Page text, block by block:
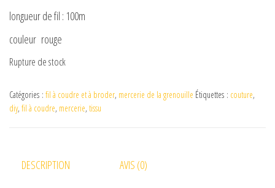
longueur de fil : 100m
couleur rouge
Rupture de stock
Catégories : fil à coudre et à broder, mercerie de la grenouille Étiquettes : couture,
diy, fil à coudre, mercerie, tissu
DESCRIPTION AVIS (0)